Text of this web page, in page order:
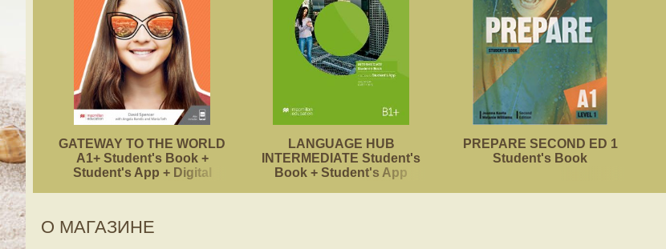
GATEWAY TO THE WORLD
A1+ Student's Book +
Student's App + Digital
LANGUAGE HUB
INTERMEDIATE Student's
Book + Student's App
PREPARE SECOND ED 1
Student's Book
О МАГАЗИНЕ